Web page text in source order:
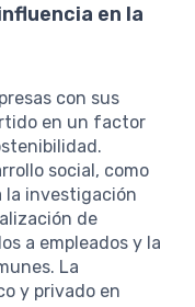
en la
con sus
en un factor
social, como
la investigación
de
a empleados y la
La
y privado en